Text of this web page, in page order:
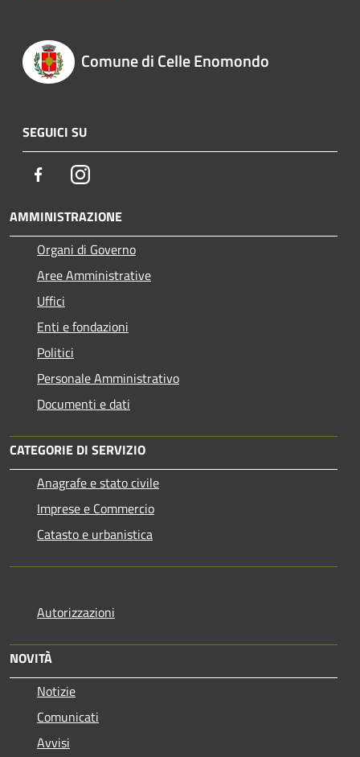
Comune di Celle Enomondo
SEGUICI SU
FacebookInstagram
AMMINISTRAZIONE
Organi di Governo
Aree Amministrative
Uffici
Enti e fondazioni
Politici
Personale Amministrativo
Documenti e dati
CATEGORIE DI SERVIZIO
Anagrafe e stato civile
Imprese e Commercio
Catasto e urbanistica
Autorizzazioni
NOVITÀ
Notizie
Comunicati
Avvisi